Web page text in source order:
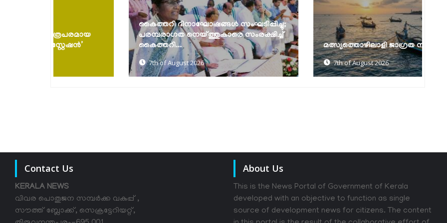
കൈത്തറി ദിനാഘോഷങ്ങൾ സംഘടിപ്പിച്ചു;
പരമ്പരാഗത നെയ്ത്തുകാരെ സംരക്ഷിച്ച്
കൈത്തറി...
7th of August 2026
മത്സ്യത്തൊഴിലാളി ജാഗ്രത നിർദേശം
7th of August 2026
Contact Us
KERALA NEWS
വിവര പൊതുജന സമ്പര്‍ക്ക വകുപ്പ് ,
സൗത്ത് ബ്ലോക്ക്, സെക്രട്ടേറിയറ്റ്,
About Us
This is the News Portal of Government of Kerala
developed with an objective to function as single
source of development news for citizens. The content